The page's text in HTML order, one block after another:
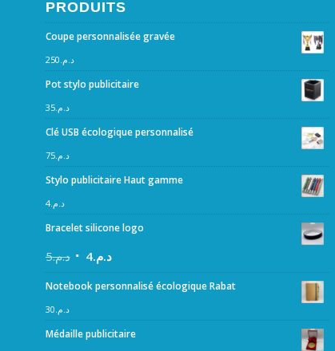
PRODUITS
Coupe personnalisée gravée
د.م.250
Pot stylo publicitaire
د.م.35
Clé USB écologique personnalisé
د.م.75
Stylo publicitaire Haut gamme
د.م.4
Bracelet silicone logo
د.م.5 د.م.4
Notebook personnalisé écologique Rabat
د.م.30
Médaille publicitaire